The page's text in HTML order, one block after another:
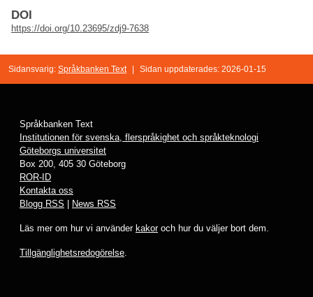
DOI
https://doi.org/10.23695/zdj9-7638
Sidansvarig: Språkbanken Text Sidan uppdaterades: 2026-01-15
Språkbanken Text
Institutionen för svenska, flerspråkighet och språkteknologi
Göteborgs universitet
Box 200, 405 30 Göteborg
ROR-ID
Kontakta oss
Blogg RSS
News RSS
Läs mer om hur vi använder kakoroch hur du väljer bort dem.
Tillgänglighetsredogörelse.